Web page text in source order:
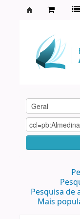
Agamenon
Magalhães
Pesquisa de
Mais